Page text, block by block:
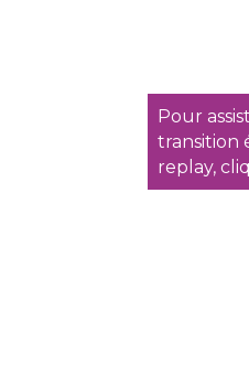
Pour
transition
replay,